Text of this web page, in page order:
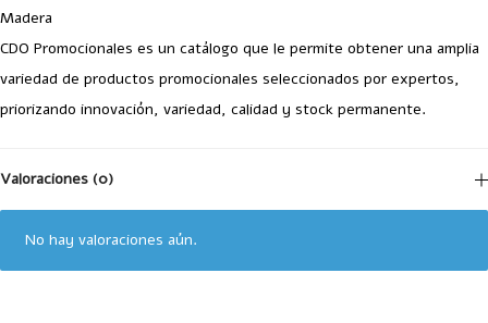
Madera
CDO Promocionales es un catálogo que le permite obtener una amplia
variedad de productos promocionales seleccionados por expertos,
priorizando innovación, variedad, calidad y stock permanente.
Valoraciones (0)
No hay valoraciones aún.